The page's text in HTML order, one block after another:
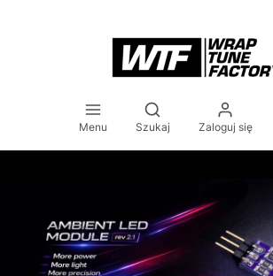
Menu
Otwórz wyszukiwarkę
Szukaj Zaloguj się